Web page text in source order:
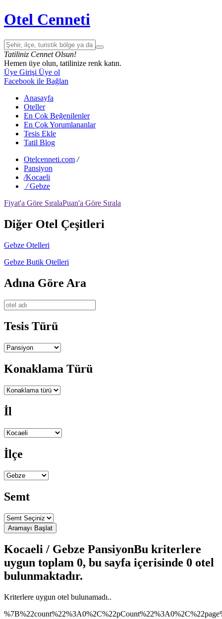
Otel Cenneti
Tatiliniz Cennet Olsun!
Hemen üye olun, tatilinize renk katın.
Üye Girişi Üye ol
Facebook ile Bağlan
Anasayfa
Oteller
En Çok Beğenilenler
En Çok Yorumlananlar
Tesis Ekle
Tatil Blog
Otelcenneti.com /
Pansiyon
/Kocaeli
/ Gebze
Fiyat'a Göre SıralaPuan'a Göre Sırala
Diğer Otel Çeşitleri
Gebze Otelleri
Gebze Butik Otelleri
Adına Göre Ara
Tesis Türü
Konaklama Türü
İl
İlçe
Semt
Kocaeli / Gebze PansiyonBu kriterlere
uygun toplam 0, bu sayfa içerisinde 0 otel
bulunmaktadır.
Kriterlere uygun otel bulunamadı..